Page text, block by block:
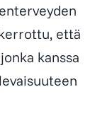
että
kanssa